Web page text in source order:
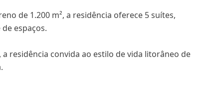
de 1.200 m², a residência oferece 5 suítes,
espaços.
residência convida ao estilo de vida litorâneo de